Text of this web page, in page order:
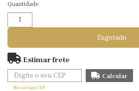
Quantidade
Esgotado
Estimar frete
Não sei meu CEP